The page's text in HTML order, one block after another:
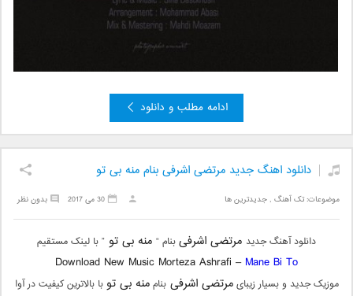
ادامه مطلب و دانلود
دانلود اهنگ جدید مرتضی اشرفی بنام منه بی تو
موضوعات:تک آهنگ ,جدیدترین ها بدون نظر 30 می 2017
دانلود آهنگ جدید مرتضی اشرفیبنام “ منه بی تو ” با لینک مستقیم
Download New Music Morteza Ashrafi – Mane Bi To
موزیک جدید و بسیار زیبایمرتضی اشرفیبناممنه بی تو با بالاترین کیفیت در آوا